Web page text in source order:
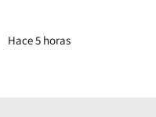
Hace 5 horas